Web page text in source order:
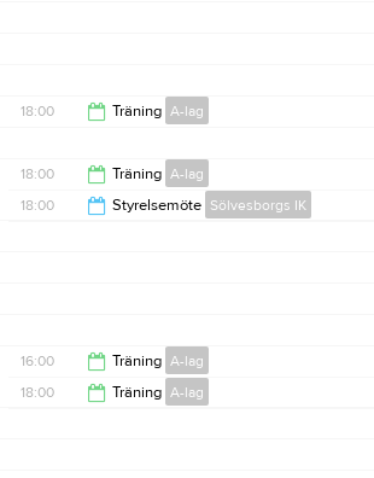
18:00 Träning A-lag
19:00
18:00 Träning A-lag
18:00 Styrelsemöte Sölvesborgs IK
16:00 Träning A-lag
18:00 Träning A-lag